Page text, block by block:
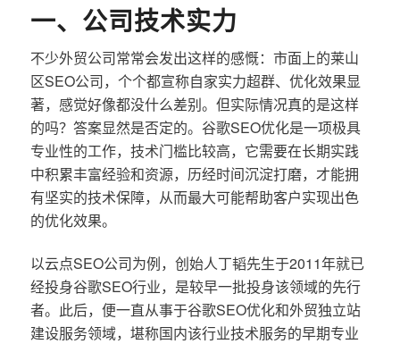
一、公司技术实力
不少外贸公司常常会发出这样的感慨：市面上的莱山
区SEO公司，个个都宣称自家实力超群、优化效果显
著，感觉好像都没什么差别。但实际情况真的是这样
的吗？答案显然是否定的。谷歌SEO优化是一项极具
专业性的工作，技术门槛比较高，它需要在长期实践
中积累丰富经验和资源，历经时间沉淀打磨，才能拥
有坚实的技术保障，从而最大可能帮助客户实现出色
的优化效果。
以云点SEO公司为例，创始人丁韬先生于2011年就已
经投身谷歌SEO行业，是较早一批投身该领域的先行
者。此后，便一直从事于谷歌SEO优化和外贸独立站
建设服务领域，堪称国内该行业技术服务的早期专业